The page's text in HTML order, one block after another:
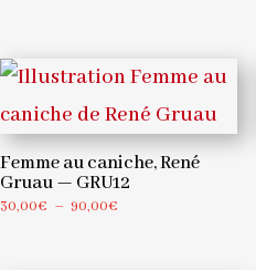
à
Femme au caniche, René
Gruau — GRU12
30,00€ – 90,00€